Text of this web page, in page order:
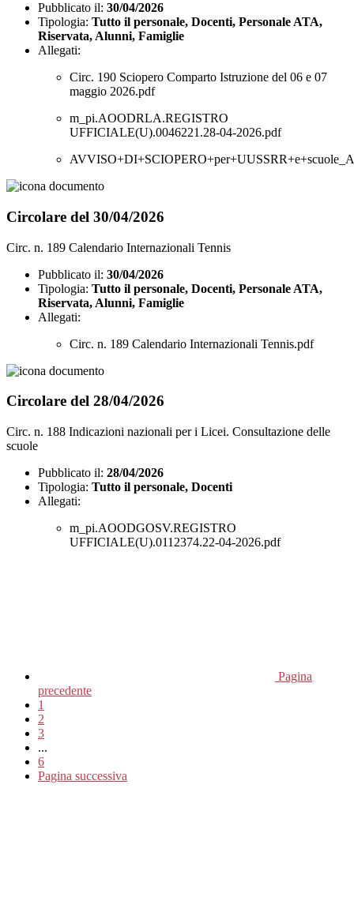
Pubblicato il: 30/04/2026
Tipologia: Tutto il personale, Docenti, Personale ATA,
Riservata, Alunni, Famiglie
Allegati:
Circ. 190 Sciopero Comparto Istruzione del 06 e 07
maggio 2026.pdf
m_pi.AOODRLA.REGISTRO
UFFICIALE(U).0046221.28-04-2026.pdf
Circolare del 30/04/2026
Circ. n. 189 Calendario Internazionali Tennis
Pubblicato il: 30/04/2026
Tipologia: Tutto il personale, Docenti, Personale ATA,
Riservata, Alunni, Famiglie
Allegati:
Circ. n. 189 Calendario Internazionali Tennis.pdf
Circolare del 28/04/2026
Circ. n. 188 Indicazioni nazionali per i Licei. Consultazione delle
scuole
Pubblicato il: 28/04/2026
Tipologia: Tutto il personale, Docenti
Allegati:
m_pi.AOODGOSV.REGISTRO
UFFICIALE(U).0112374.22-04-2026.pdf
Pagina
precedente
1
2
3
...
6
Pagina successiva